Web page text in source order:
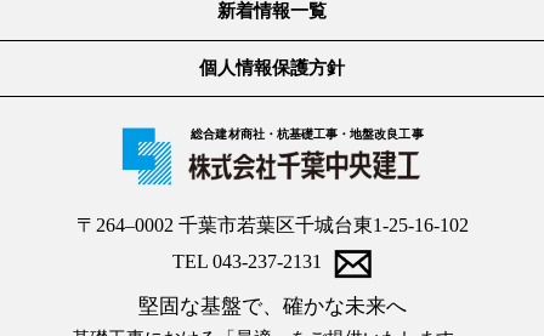
新着情報一覧
個人情報保護方針
総合建材商社・杭基礎工事・地盤改良工事
〒264–0002 千葉市若葉区千城台東1-25-16-102
TEL 043-237-2131
堅固な基盤で、確かな未来へ